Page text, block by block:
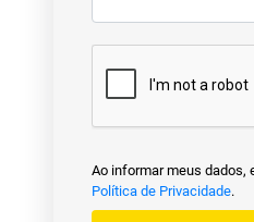
Ao informar meus dados,
Política de Privacidade.